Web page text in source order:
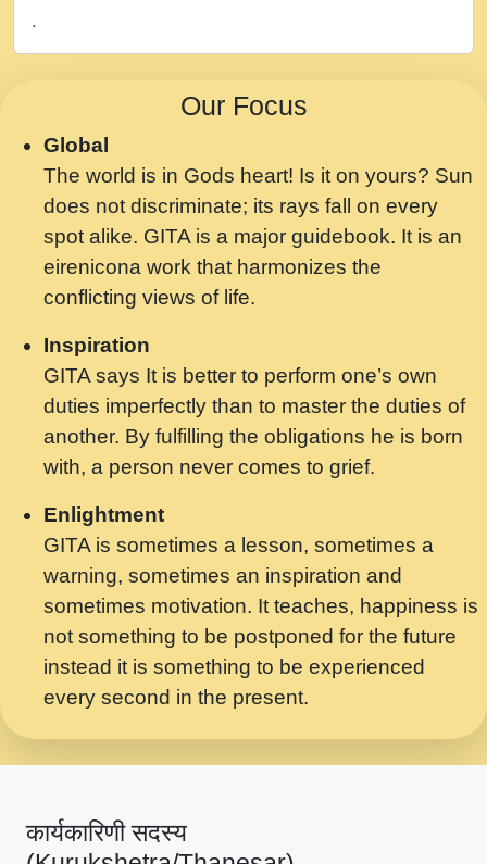
Chahe Ram Ho Chahe Shyam Ho.mp3
मझ अपन जवन बनन न आय, रठ हर क मनन न आय
Shri ravinandan shastri ji maharaj.mp3
मन अशांत मंत्र जाप - गीता प्रेरणा -Swami
Gyananand Ji Maharaj.mp3
मन बध लय परम वल कगन Special Shyam
Saawariya.mp3
मर गनय न अपरध लडडल शर रध.... Shri
ravinandan shastri ji maharaj.mp3
मेरे मन हरी का ध्यान लगा - भजन भाव - 2018 -
Rishikesh - Swami Gyananand Ji
Maharaj.mp3
यह हसरत तलब ह नकज कमर Yahi Hasraten
Talab Hai Bhav Pravah #bhajan.mp3
लडल ज बल ल क ज न लग Sadhvi Purnima Ji
7.9.2021 जवल नगर दलल #बसर.mp3
सख भ मझ पयर ह दख भ मझ पयर ह!छड म कस दत
सपरहट भजन 2021 - तर अखय ह जद भर बहर ज म
सपरहट शयम भजन - जय जय शयम जय जय शयम
.
Our Focus
Global
The world is in Gods heart! Is it on yours? Sun
does not discriminate; its rays fall on every
spot alike. GITA is a major guidebook. It is an
eirenicona work that harmonizes the
conflicting views of life.
Inspiration
GITA says It is better to perform one’s own
duties imperfectly than to master the duties of
another. By fulfilling the obligations he is born
with, a person never comes to grief.
Enlightment
GITA is sometimes a lesson, sometimes a
warning, sometimes an inspiration and
sometimes motivation. It teaches, happiness is
not something to be postponed for the future
instead it is something to be experienced
every second in the present.
कार्यकारिणी सदस्य